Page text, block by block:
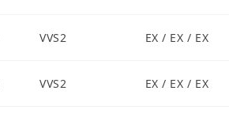
VVS2 EX / EX / EX
VVS2 EX / EX / EX